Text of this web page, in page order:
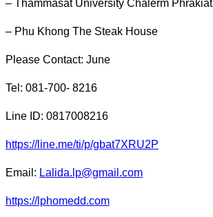
– Thammasat University Chalerm Phrakiat
– Phu Khong The Steak House
Please Contact: June
Tel: 081-700- 8216
Line ID: 0817008216
https://line.me/ti/p/gbat7XRU2P
Email: Lalida.lp@gmail.com
https://lphomedd.com